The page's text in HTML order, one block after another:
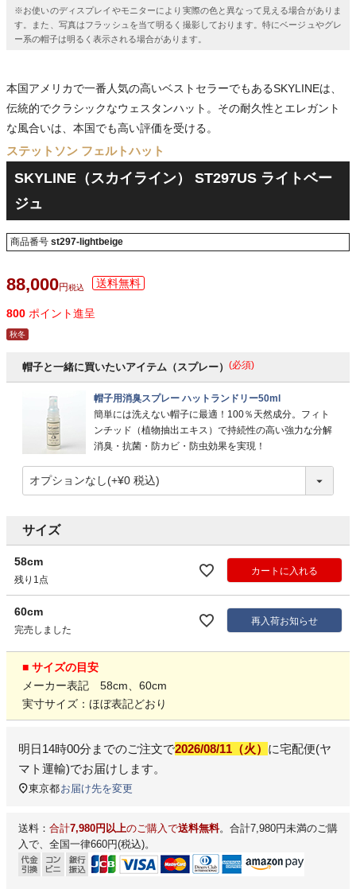
※お使いのディスプレイやモニターにより実際の色と異なって見える場合がありま
す。また、写真はフラッシュを当て明るく撮影しております。特にベージュやグレ
ー系の帽子は明るく表示される場合があります。
本国アメリカで一番人気の高いベストセラーでもあるSKYLINEは、
伝統的でクラシックなウェスタンハット。その耐久性とエレガント
な風合いは、本国でも高い評価を受ける。
ステットソン フェルトハット
SKYLINE（スカイライン） ST297US ライトベー
ジュ
商品番号 st297-lightbeige
88,000 税込
800 ポイント進呈
秋冬
帽子と一緒に買いたいアイテム（スプレー） (必須)
帽子用消臭スプレー ハットランドリー50ml
簡単には洗えない帽子に最適！100％天然成分。フィト
ンチッド（植物抽出エキス）で持続性の高い強力な分解
消臭・抗菌・防カビ・防虫効果を実現！
サイズ
58cm
残り1点
カートに入れる
60cm
完売しました
再入荷お知らせ
■ サイズの目安
メーカー表記 58cm、60cm
実寸サイズ：ほぼ表記どおり
明日14時00分 までのご注文で2026/08/11（火） に宅配便(ヤ
マト運輸)でお届けします。
東京都お届け先を変更
送料： 合計7,980円以上のご購入で送料無料。合計7,980円未満のご購
入で、全国一律660円(税込)。